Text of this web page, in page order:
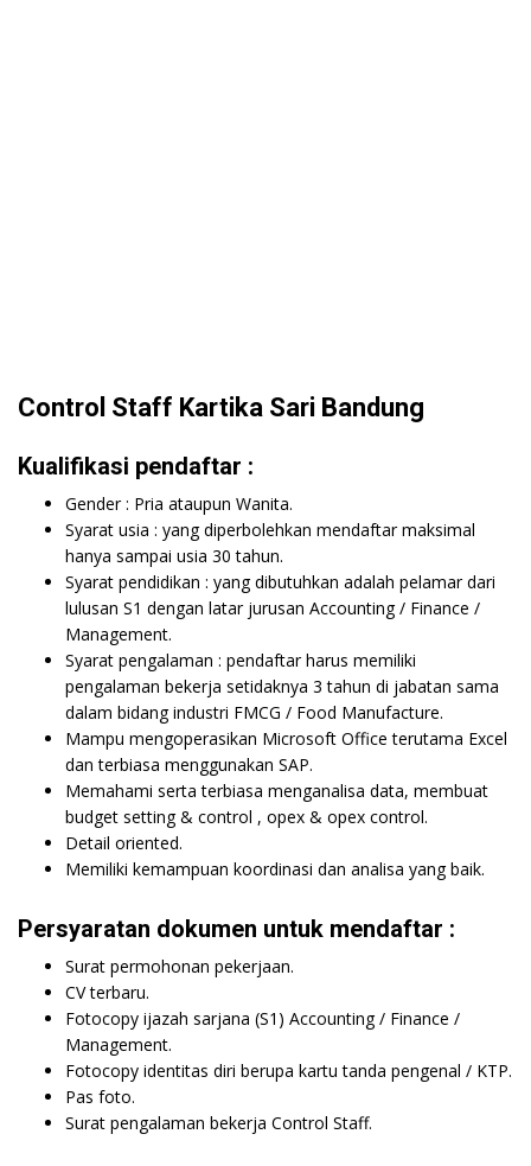
Control Staff Kartika Sari Bandung
Kualifikasi pendaftar :
Gender : Pria ataupun Wanita.
Syarat usia : yang diperbolehkan mendaftar maksimal
hanya sampai usia 30 tahun.
Syarat pendidikan : yang dibutuhkan adalah pelamar dari
lulusan S1 dengan latar jurusan Accounting / Finance /
Management.
Syarat pengalaman : pendaftar harus memiliki
pengalaman bekerja setidaknya 3 tahun di jabatan sama
dalam bidang industri FMCG / Food Manufacture.
Mampu mengoperasikan Microsoft Office terutama Excel
dan terbiasa menggunakan SAP.
Memahami serta terbiasa menganalisa data, membuat
budget setting & control , opex & opex control.
Detail oriented.
Memiliki kemampuan koordinasi dan analisa yang baik.
Persyaratan dokumen untuk mendaftar :
Surat permohonan pekerjaan.
CV terbaru.
Fotocopy ijazah sarjana (S1) Accounting / Finance /
Management.
Fotocopy identitas diri berupa kartu tanda pengenal / KTP.
Pas foto.
Surat pengalaman bekerja Control Staff.